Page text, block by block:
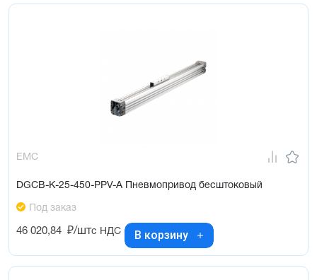
EMC
DGCB-K-25-450-PPV-A Пневмопривод бесштоковый
Под заказ
46 020,84 ₽/штс НДС В корзину